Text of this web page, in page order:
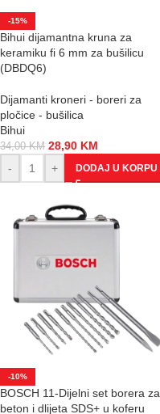
-15%
Bihui dijamantna kruna za
keramiku fi 6 mm za bušilicu
(DBDQ6)
Dijamanti kroneri - boreri za
pločice - bušilica
Bihui
34,00KM 28,90 KM
-
+ DODAJ U KORPU
-10%
BOSCH 11-Dijelni set borera za
beton i dlijeta SDS+ u koferu